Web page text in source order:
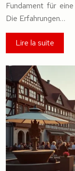
Fundament für
Die Erfahrungen…
Lire la suite